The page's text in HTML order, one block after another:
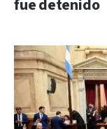
fue detenido